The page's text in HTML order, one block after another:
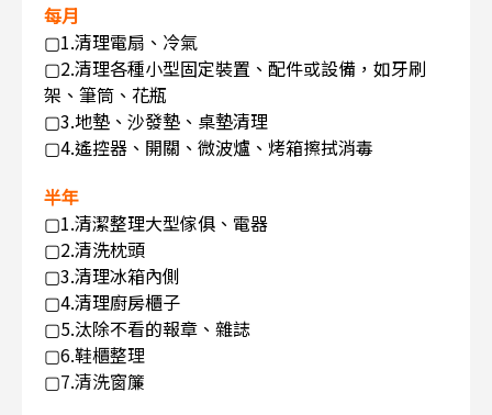
每月
▢1.清理電扇、冷氣
▢2.清理各種小型固定裝置、配件或設備，如牙刷
架、筆筒、花瓶
▢3.地墊、沙發墊、桌墊清理
▢4.遙控器、開關、微波爐、烤箱擦拭消毒
半年
▢1.清潔整理大型傢俱、電器
▢2.清洗枕頭
▢3.清理冰箱內側
▢4.清理廚房櫃子
▢5.汰除不看的報章、雜誌
▢6.鞋櫃整理
▢7.清洗窗簾